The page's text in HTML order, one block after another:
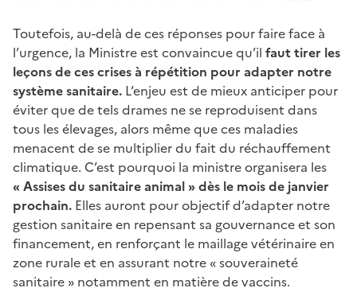
Toutefois, au-delà de ces réponses pour faire face à
l’urgence, la Ministre est convaincue qu’il faut tirer les
leçons de ces crises à répétition pour adapter notre
système sanitaire. L’enjeu est de mieux anticiper pour
éviter que de tels drames ne se reproduisent dans
tous les élevages, alors même que ces maladies
menacent de se multiplier du fait du réchauffement
climatique. C’est pourquoi la ministre organisera les
« Assises du sanitaire animal » dès le mois de janvier
prochain. Elles auront pour objectif d’adapter notre
gestion sanitaire en repensant sa gouvernance et son
financement, en renforçant le maillage vétérinaire en
zone rurale et en assurant notre « souveraineté
sanitaire » notamment en matière de vaccins.